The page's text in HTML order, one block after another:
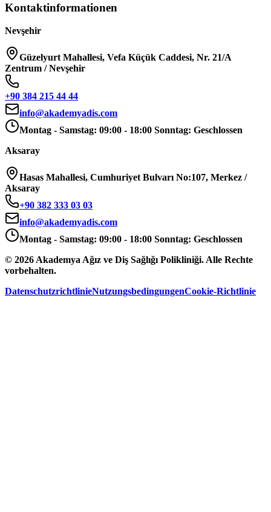
Kontaktinformationen
Nevşehir
Güzelyurt Mahallesi, Vefa Küçük Caddesi, Nr. 21/A
Zentrum / Nevşehir
+90 384 215 44 44
info@akademyadis.com
Montag - Samstag: 09:00 - 18:00 Sonntag: Geschlossen
Aksaray
Hasas Mahallesi, Cumhuriyet Bulvarı No:107, Merkez /
Aksaray
+90 382 333 03 03
info@akademyadis.com
Montag - Samstag: 09:00 - 18:00 Sonntag: Geschlossen
© 2026Akademya Ağız ve Diş Sağlığı Polikliniği.Alle Rechte
vorbehalten.
DatenschutzrichtlinieNutzungsbedingungenCookie-Richtlinie